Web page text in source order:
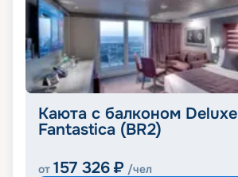
Каюта с балконом Deluxe
Fantastica (BR2)
от 157 326 ₽ /чел